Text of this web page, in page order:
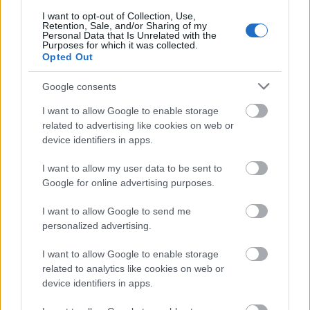
I want to opt-out of Collection, Use,
Retention, Sale, and/or Sharing of my
Personal Data that Is Unrelated with the
Purposes for which it was collected.
Opted Out
Google consents
I want to allow Google to enable storage
related to advertising like cookies on web or
device identifiers in apps.
I want to allow my user data to be sent to
Google for online advertising purposes.
I want to allow Google to send me
personalized advertising.
I want to allow Google to enable storage
related to analytics like cookies on web or
device identifiers in apps.
Az antik darabok aktualizálásárólmár írtunk a
blogon, és ugyan külön jópont, hogy Alföldi az
Oresztész új, Térey féle fordításához nyúl, de, nekem
ez is túl veretes, túl patetikus..
topceleb, akinek ezerrel nyomatták a darabjait
Hellasz-szerte (többezer töredéke és tizenakárhány
teljes műve maradt fenn, ami tényleg elképesztő), és